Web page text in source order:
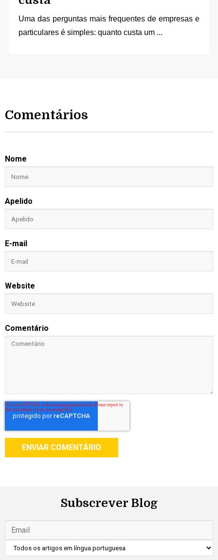
Uma das perguntas mais frequentes de empresas e
particulares é simples: quanto custa um ...
Comentários
Nome
Apelido
E-mail
Website
Comentário
Subscrever Blog